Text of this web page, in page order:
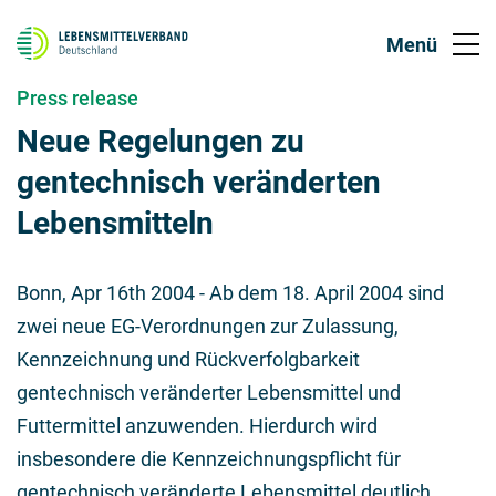
Press release
Neue Regelungen zu
gentechnisch veränderten
Lebensmitteln
Bonn, Apr 16th 2004- Ab dem 18. April 2004 sind
zwei neue EG-Verordnungen zur Zulassung,
Kennzeichnung und Rückverfolgbarkeit
gentechnisch veränderter Lebensmittel und
Futtermittel anzuwenden. Hierdurch wird
insbesondere die Kennzeichnungspflicht für